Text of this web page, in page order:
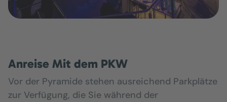
Anreise Mit dem PKW
Vor der Pyramide stehen ausreichend Parkplätze
zur Verfügung, die Sie während der